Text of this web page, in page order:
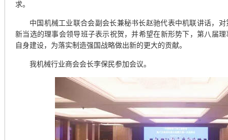
求。
中国机械工业联合会副会长兼秘书长赵驰代表中机联讲话，
新当选的理事会领导班子表示祝贺，并希望在新形势下，第八届
自身建设，为落实制造强国战略做出新的更大的贡献。
我机械行业商会会长李保民参加会议。